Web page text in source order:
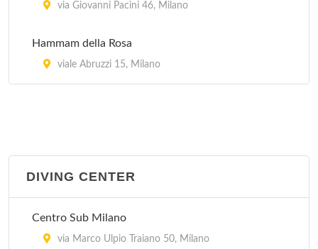
via Giovanni Pacini 46, Milano
Hammam della Rosa
viale Abruzzi 15, Milano
DIVING CENTER
Centro Sub Milano
via Marco Ulpio Traiano 50, Milano